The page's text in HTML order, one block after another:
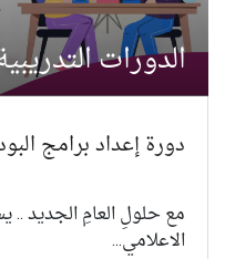
الدورات
دورة إعداد برامج
مع حلولِ العامِ الجديد ..
الاعلامي...